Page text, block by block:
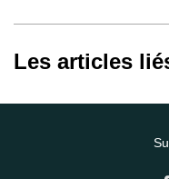
Les articles